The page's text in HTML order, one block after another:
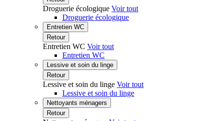
Droguerie écologique Voir tout
Droguerie écologique
Entretien WC
Retour
Entretien WC Voir tout
Entretien WC
Lessive et soin du linge
Retour
Lessive et soin du linge Voir tout
Lessive et soin du linge
Nettoyants ménagers
Retour